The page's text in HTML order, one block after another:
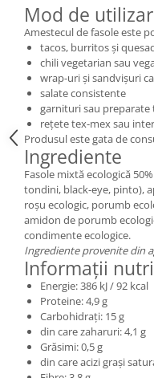
Mod de
Amestecul de fasole este
tacos, burritos și
chili vegetarian sau
wrap-uri și sandvișuri
salate consistente
garnituri sau preparate
rețete tex-mex sau
Produsul este gata de
Ingrediente
Fasole mixtă ecologică
tondini, black-eye, pinto),
roșu ecologic, porumb
amidon de porumb
condimente ecologice.
Ingrediente provenite din
Informații
Energie: 386 kJ / 92 kcal
Proteine: 4,9 g
Carbohidrați: 15 g
din care zaharuri: 4,1 g
Grăsimi: 0,5 g
din care acizi grași